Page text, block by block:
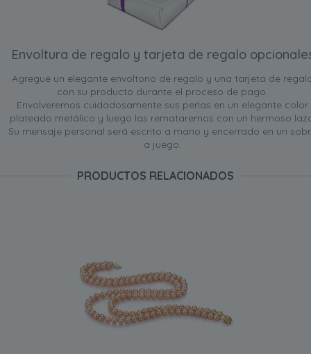
Envoltura de regalo y tarjeta de regalo
Agregue un elegante envoltorio de regalo y una tarjeta de
con su producto durante el proceso de pago.
Envolveremos cuidadosamente sus perlas en un elegante color
plateado metálico y luego las remataremos con un hermoso
Su mensaje personal será escrito a mano y encerrado en un
a juego.
PRODUCTOS RELACIONADOS